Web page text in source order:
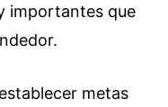
importantes que
metas